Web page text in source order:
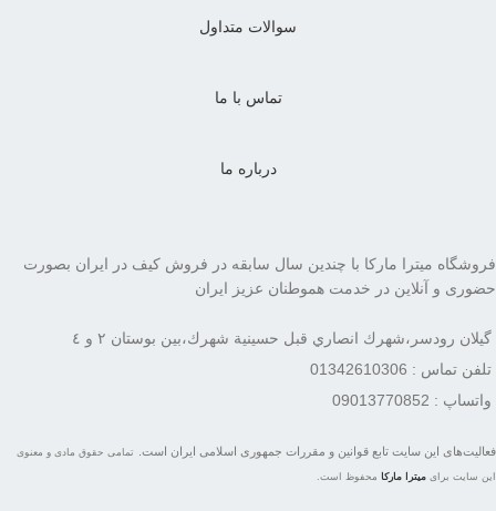
سوالات متداول
تماس با ما
درباره ما
فروشگاه میترا مارکا با چندین سال سابقه در فروش کیف در ایران بصورت
حضوری و آنلاین در خدمت هموطنان عزیز ایران
گيلان رودسر،شهرك انصاري قبل حسينية شهرك،بين بوستان ٢ و ٤
تلفن تماس : 01342610306
واتساپ : 09013770852
فعاليت‌های اين سايت تابع قوانين و مقررات جمهوری اسلامی ايران است. تمامی حقوق مادی و معنوی
این سایت برای میترا مارکا محفوظ است.